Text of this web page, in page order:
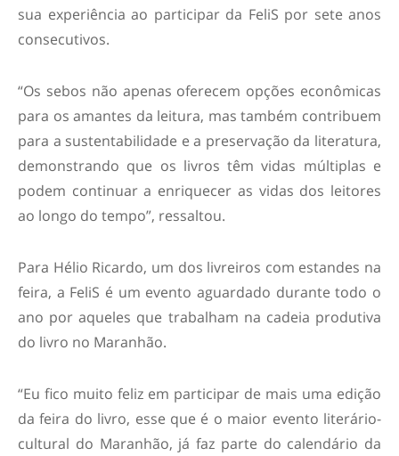
sua experiência ao participar da FeliS por sete anos
consecutivos.
“Os sebos não apenas oferecem opções econômicas
para os amantes da leitura, mas também contribuem
para a sustentabilidade e a preservação da literatura,
demonstrando que os livros têm vidas múltiplas e
podem continuar a enriquecer as vidas dos leitores
ao longo do tempo”, ressaltou.
Para Hélio Ricardo, um dos livreiros com estandes na
feira, a FeliS é um evento aguardado durante todo o
ano por aqueles que trabalham na cadeia produtiva
do livro no Maranhão.
“Eu fico muito feliz em participar de mais uma edição
da feira do livro, esse que é o maior evento literário-
cultural do Maranhão, já faz parte do calendário da